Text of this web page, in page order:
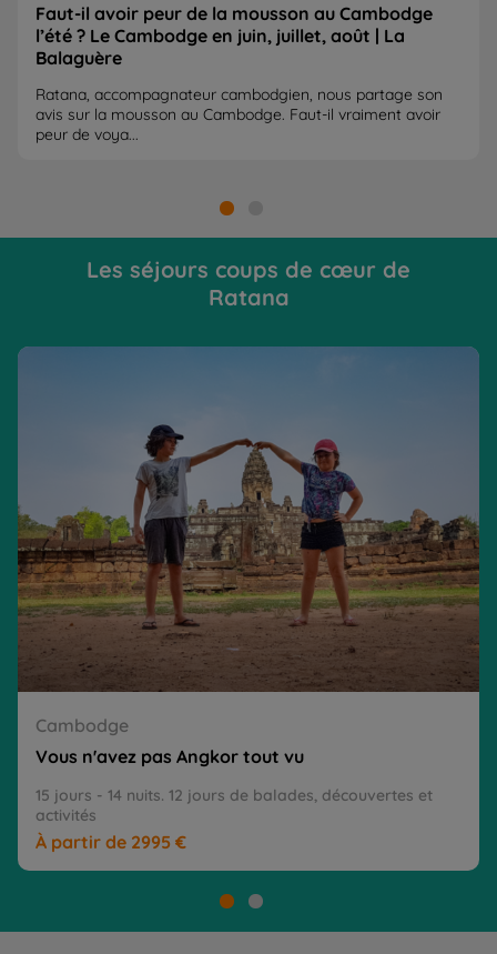
Faut-il avoir peur de la mousson au Cambodge
l’été ? Le Cambodge en juin, juillet, août | La
Balaguère
Ratana, accompagnateur cambodgien, nous partage son
avis sur la mousson au Cambodge. Faut-il vraiment avoir
peur de voya...
Les séjours coups de cœur de
Ratana
Vous n'avez pas Angkor tout vu
Cambodge
Vous n'avez pas Angkor tout vu
15 jours - 14 nuits. 12 jours de balades, découvertes et
activités
À partir de 2995 €